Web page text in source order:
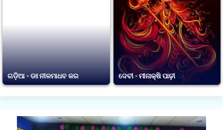
ଗଡ଼ିଆ - ଡଃ ନୀଳମାଧବ କର ଦେବୀ - ମୀନାକ୍ଷି ପାଢ଼ୀ